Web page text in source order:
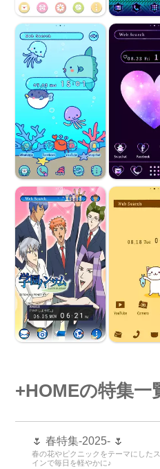
+HOMEの特集一
🌷 春特集-2025- 🌷
春の花やピクニックをテーマにした
インで毎日を軽やかに♪